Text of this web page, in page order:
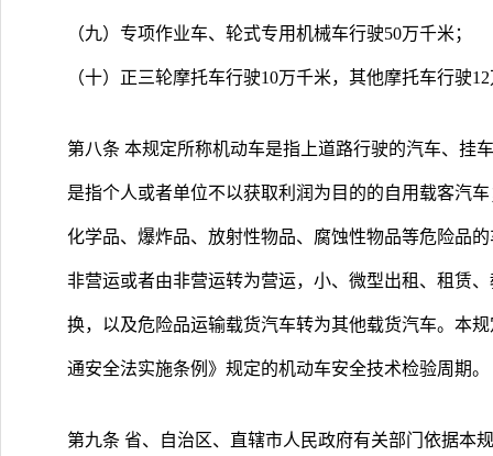
（九）专项作业车、轮式专用机械车行驶50万千米；
（十）正三轮摩托车行驶10万千米，其他摩托车行驶
第八条 本规定所称机动车是指上道路行驶的汽车、挂
是指个人或者单位不以获取利润为目的的自用载客汽
化学品、爆炸品、放射性物品、腐蚀性物品等危险品
非营运或者由非营运转为营运，小、微型出租、租赁
换，以及危险品运输载货汽车转为其他载货汽车。本
通安全法实施条例》规定的机动车安全技术检验周期。
第九条 省、自治区、直辖市人民政府有关部门依据本